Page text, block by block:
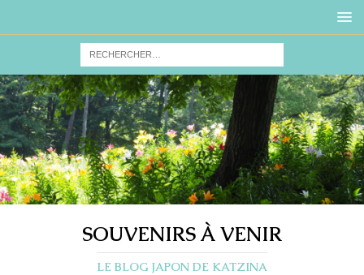
SOUVENIRS À VENIR
LE BLOG JAPON DE KATZINA